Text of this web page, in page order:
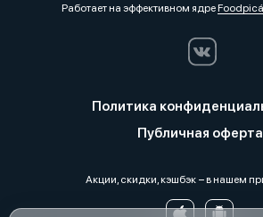
Работает на эффективном ядре
Политика
Публичная оферта
Акции, скидки, кэшбэк − в нашем